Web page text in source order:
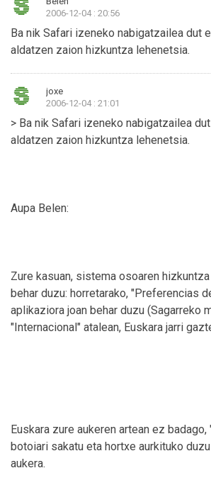
2006-12-04 : 20:56
Ba nik Safari izeneko nabigatzailea dut
aldatzen zaion hizkuntza lehenetsia.
joxe
2006-12-04 : 21:01
> Ba nik Safari izeneko nabigatzailea
aldatzen zaion hizkuntza lehenetsia.
Aupa Belen:
Zure kasuan, sistema osoaren
behar duzu: horretarako, "Preferencias
aplikaziora joan behar duzu (Sagarreko
"Internacional" atalean, Euskara jarri
Euskara zure aukeren artean ez
botoiari sakatu eta hortxe aurkituko
aukera.